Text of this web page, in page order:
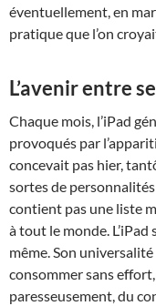
éventuellement, en
pratique que l’on
L’avenir entre
Chaque mois, l’iPad
provoqués par
concevait pas hier,
sortes de
contient pas une liste
à tout le monde.
même. Son
consommer sans
paresseusement, du